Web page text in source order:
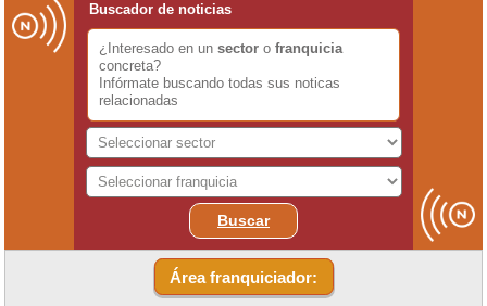
Buscador de noticias
¿Interesado en un sector o franquicia
concreta?
Infórmate buscando todas sus noticas
relacionadas
Buscar
Área franquiciador: